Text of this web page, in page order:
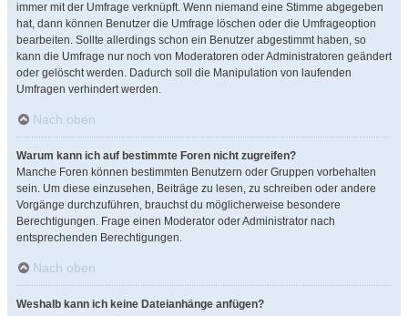
immer mit der Umfrage verknüpft. Wenn niemand eine Stimme abgegeben
hat, dann können Benutzer die Umfrage löschen oder die Umfrageoption
bearbeiten. Sollte allerdings schon ein Benutzer abgestimmt haben, so
kann die Umfrage nur noch von Moderatoren oder Administratoren geändert
oder gelöscht werden. Dadurch soll die Manipulation von laufenden
Umfragen verhindert werden.
Nach oben
Warum kann ich auf bestimmte Foren nicht zugreifen?
Manche Foren können bestimmten Benutzern oder Gruppen vorbehalten
sein. Um diese einzusehen, Beiträge zu lesen, zu schreiben oder andere
Vorgänge durchzuführen, brauchst du möglicherweise besondere
Berechtigungen. Frage einen Moderator oder Administrator nach
entsprechenden Berechtigungen.
Nach oben
Weshalb kann ich keine Dateianhänge anfügen?